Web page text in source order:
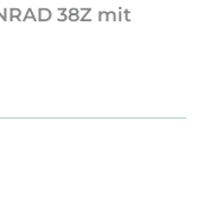
38Z mit